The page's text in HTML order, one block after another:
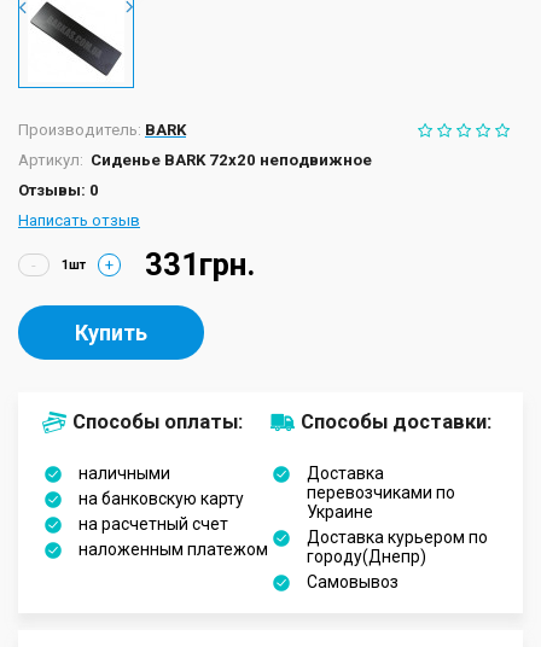
Производитель: BARK
Артикул: Сиденье BARK 72х20 неподвижное
Отзывы: 0
Написать отзыв
- + 331грн.
Купить
Способы оплаты:
наличными
на банковскую карту
на расчетный счет
наложенным платежом
Способы доставки:
Доставка
перевозчиками по
Украине
Доставка курьером по
городу(Днепр)
Самовывоз